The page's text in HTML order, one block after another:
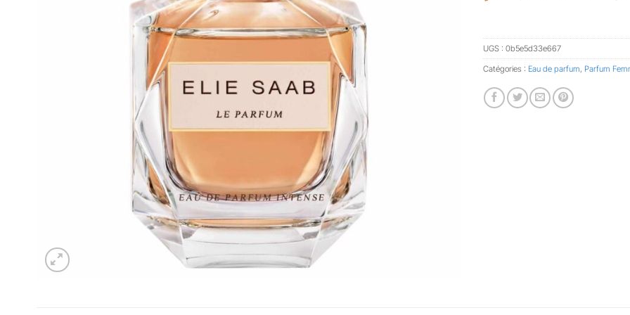
UGS : 0b5e5d33e667
Catégories : Eau de parfum, Parfum